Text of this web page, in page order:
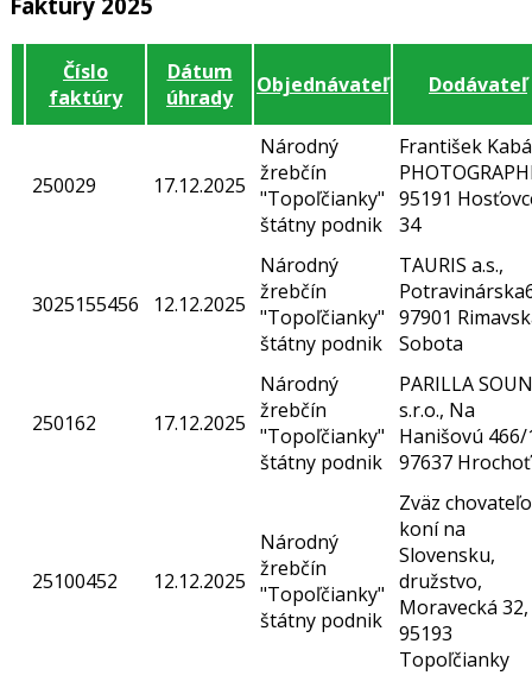
Číslo
faktúry
Dátum
úhrady
Objednávateľ Dodávateľ
250029 17.12.2025
Národný
žrebčín
"Topoľčianky"
štátny podnik
František
95191
34
3025155456 12.12.2025
Národný
žrebčín
"Topoľčianky"
štátny podnik
TAURIS a.s.,
97901
Sobota
250162 17.12.2025
Národný
žrebčín
"Topoľčianky"
štátny podnik
PARILLA
s.r.o., Na
Hanišovú 466/
97637 Hrochoť
25100452 12.12.2025
Národný
žrebčín
"Topoľčianky"
štátny podnik
Zväz
koní na
Slovensku,
družstvo,
Moravecká 32,
95193
Topoľčianky